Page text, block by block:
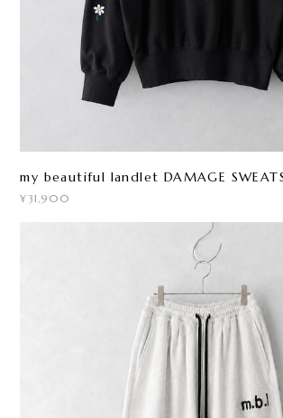
my beautiful landlet DAMAGE
¥31,900